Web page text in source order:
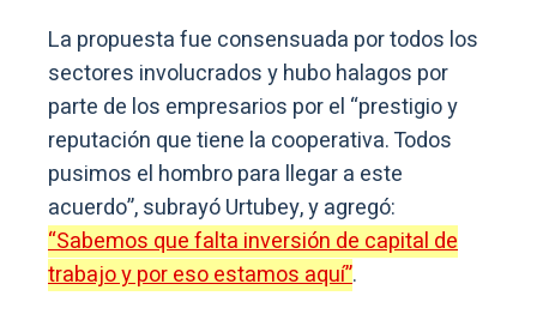
La propuesta fue consensuada por todos los
sectores involucrados y hubo halagos por
parte de los empresarios por el “prestigio y
reputación que tiene la cooperativa. Todos
pusimos el hombro para llegar a este
acuerdo”, subrayó Urtubey, y agregó:
“Sabemos que falta inversión de capital de
trabajo y por eso estamos aquí”.